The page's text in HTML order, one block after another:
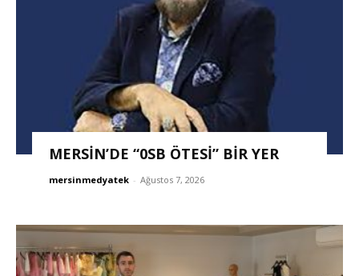
MERSİN’DE “0SB ÖTESİ” BİR YER
mersinmedyatek - Ağustos 7, 2026